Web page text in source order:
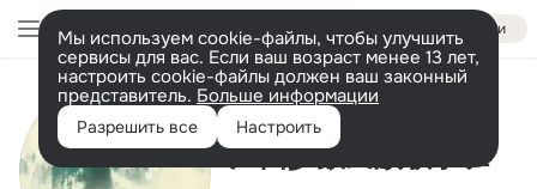
Войти
Мы используем cookie-файлы, чтобы улучшить
сервисы для вас. Если ваш возраст менее 13 лет,
настроить cookie-файлы должен ваш законный
представитель. Больше информации
Разрешить все Настроить
Исполнитель
广西少数民族歌手班